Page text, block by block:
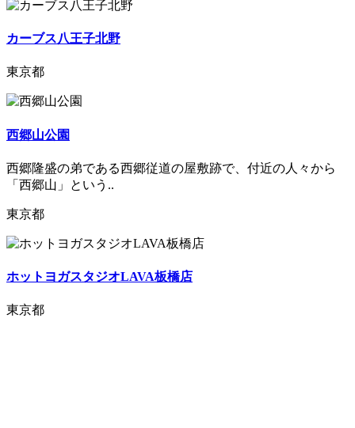
カーブス八王子北野
東京都
西郷山公園
西郷隆盛の弟である西郷従道の屋敷跡で、付近の人々から
「西郷山」という..
東京都
ホットヨガスタジオLAVA板橋店
東京都